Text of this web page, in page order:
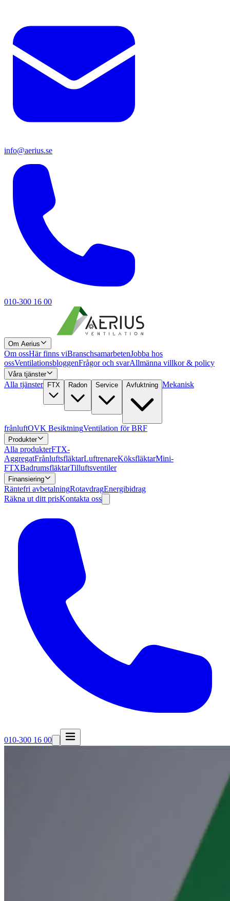
info@aerius.se
010-300 16 00
Om Aerius
Om ossHär finns viBranschsamarbetenJobba hos
ossVentilationsbloggenFrågor och svarAllmänna villkor & policy
Våra tjänster
Alla tjänster FTX Radon Service Avfuktning Mekanisk
frånluftOVK BesiktningVentilation för BRF
Produkter
Alla produkterFTX-
AggregatFrånluftsfläktarLuftrenareKöksfläktarMini-
FTXBadrumsfläktarTilluftsventiler
Finansiering
Räntefri avbetalningRotavdragEnergibidrag
Räkna ut ditt prisKontakta oss
010-300 16 00